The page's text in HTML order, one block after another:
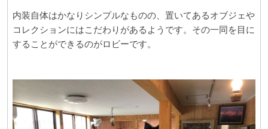
内装自体はかなりシンプルなものの、置いてあるオブジェや
コレクションにはこだわりがあるようです。その一同を目に
することができるのがロビーです。